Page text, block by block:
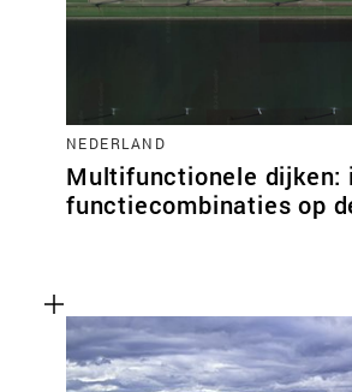
NEDERLAND
Multifunctionele dijken:
functiecombinaties op